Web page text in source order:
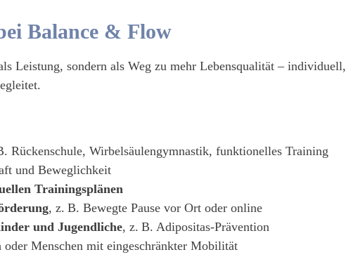
Balance & Flow
Leistung, sondern als Weg zu mehr Lebensqualität – individuell,
Rückenschule, Wirbelsäulengymnastik, funktionelles Training
und Beweglichkeit
Trainingsplänen
, z. B. Bewegte Pause vor Ort oder online
und Jugendliche, z. B. Adipositas-Prävention
oder Menschen mit eingeschränkter Mobilität